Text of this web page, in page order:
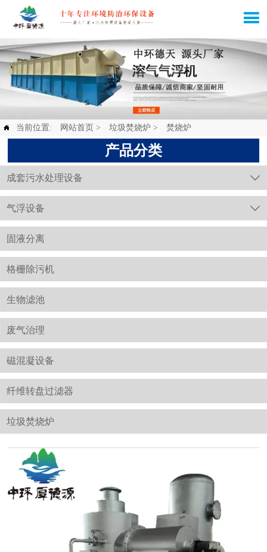

 当前位置: 网站首页 > 垃圾焚烧炉 > 焚烧炉
产品分类
成套污水处理设备 
气浮设备 
固液分离
格栅除污机
生物滤池
废气治理
磁混凝设备
纤维转盘过滤器
垃圾焚烧炉